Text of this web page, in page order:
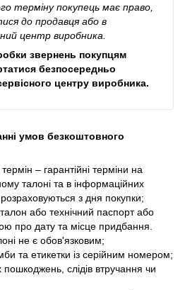
терміну покупець має право,
до продавця або в
центр виробника.
звернень покупцям
безпосередньо
центру виробника.
умов безкоштовного
– гарантійні терміни на
талоні та в інформаційних
з дня покупки;
або технічний паспорт або
про дату та місце придбання.
не є обов'язковим;
та етикетки із серійним номером;
слідів втручання чи